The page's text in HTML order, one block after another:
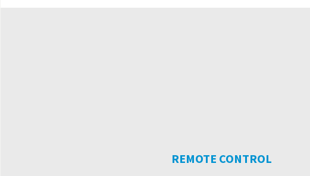
REMOTE CONTROL